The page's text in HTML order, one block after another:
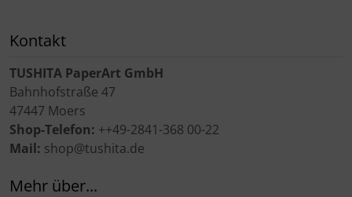
Kontakt
TUSHITA PaperArt GmbH
Bahnhofstraße 47
47447 Moers
Shop-Telefon: ++49-2841-368 00-22
Mail: shop@tushita.de
Mehr über...